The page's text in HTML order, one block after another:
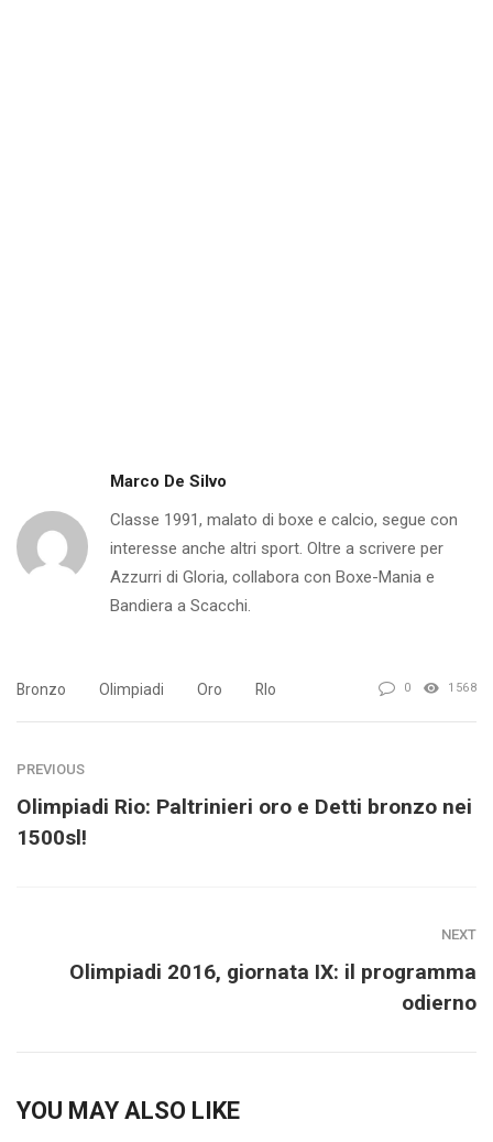
Marco De Silvo
Classe 1991, malato di boxe e calcio, segue con
interesse anche altri sport. Oltre a scrivere per
Azzurri di Gloria, collabora con Boxe-Mania e
Bandiera a Scacchi.
Bronzo Olimpiadi Oro RIo 0 1568
PREVIOUS
Olimpiadi Rio: Paltrinieri oro e Detti bronzo nei
1500sl!
NEXT
Olimpiadi 2016, giornata IX: il programma
odierno
YOU MAY ALSO LIKE